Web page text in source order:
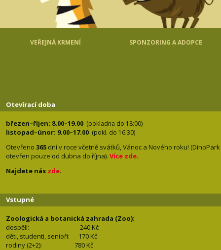
VEŘEJNÁ KRMENÍ SPONZORING A ADOPCE
Otevírací doba
březen–říjen: 8.00–19.00 (pokladna do 18:00)
listopad–únor: 9.00–17.00 (pokl. do 16:30)
Otevřeno 365 dní v roce včetně svátků, Vánoc a Nového roku! (DinoPark
otevřen pouze od dubna do října). Více zde.
Najdete nás zde.
Vstupné
Zoologická a botanická zahrada (Zoo):
dospělí:
240 Kč
děti, studenti, senioři: 170 Kč
rodiny (2+2): 780 Kč